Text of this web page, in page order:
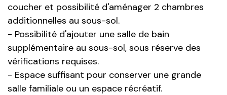
coucher et possibilité d'aménager 2 chambres
additionnelles au sous-sol.
- Possibilité d'ajouter une salle de bain
supplémentaire au sous-sol, sous réserve des
vérifications requises.
- Espace suffisant pour conserver une grande
salle familiale ou un espace récréatif.